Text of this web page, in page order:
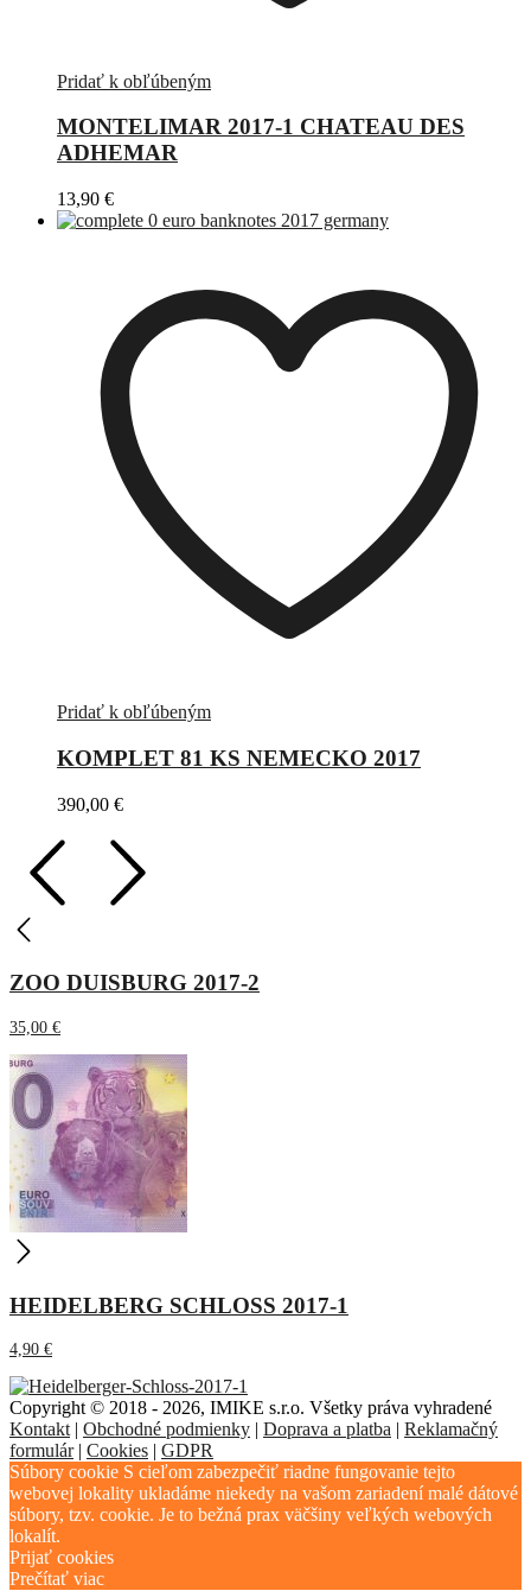
Pridať k obľúbeným
MONTELIMAR 2017-1 CHATEAU DES
ADHEMAR
13,90 €
Pridať k obľúbeným
KOMPLET 81 KS NEMECKO 2017
390,00 €
ZOO DUISBURG 2017-2
35,00 €
HEIDELBERG SCHLOSS 2017-1
4,90 €
Copyright © 2018 - 2026, IMIKE s.r.o. Všetky práva vyhradené
Kontakt| Obchodné podmienky | Doprava a platba | Reklamačný
formulár| Cookies | GDPR
Súbory cookie S cieľom zabezpečiť riadne fungovanie tejto
webovej lokality ukladáme niekedy na vašom zariadení malé dátové
súbory, tzv. cookie. Je to bežná prax väčšiny veľkých webových
lokalít.
Prijať cookies
Prečítať viac